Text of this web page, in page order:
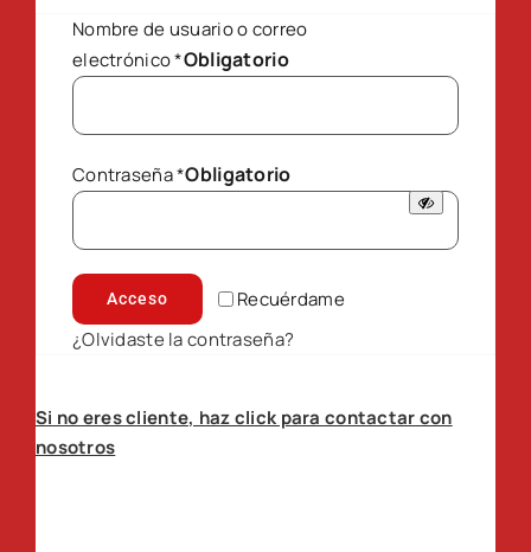
Nombre de usuario o correo
electrónico*Obligatorio
Contraseña*Obligatorio
Recuérdame
Acceso
¿Olvidaste la contraseña?
Si no eres cliente, haz click para contactar con
nosotros